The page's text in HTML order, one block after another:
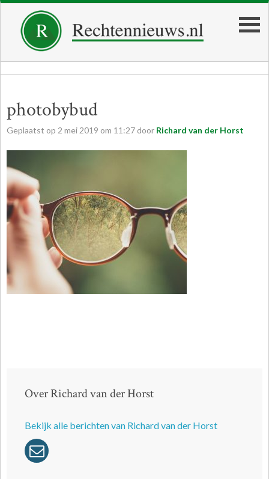
photobybud
Geplaatst op 2 mei 2019 om 11:27 door Richard van der Horst
Over Richard van der Horst
Bekijk alle berichten van Richard van der Horst